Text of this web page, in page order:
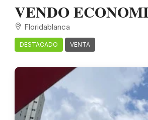
VENDO
Floridablanca
DESTACADO VENTA